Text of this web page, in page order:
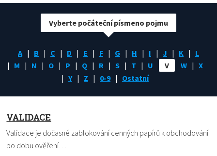
A B C D E F G H I J K
L
M
N O P Q R S T U V W
X
Y
Z 0-9 Ostatní
Vyberte počáteční písmeno pojmu
VALIDACE
Validace je dočasné zablokování cenných papírů k obchodování
po dobu ověření…